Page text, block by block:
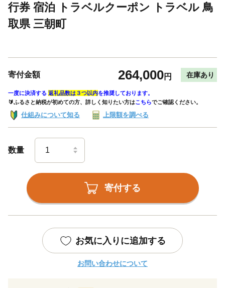
行券 宿泊 トラベルクーポン トラベル 鳥
取県 三朝町
寄付金額 264,000円 在庫あり
一度に決済する 返礼品数は３つ以内を推奨しております。
🔰ふるさと納税が初めての方、詳しく知りたい方はこちらでご確認ください。
仕組みについて知る 上限額を調べる
数量
寄付する
お気に入りに追加する
お問い合わせについて